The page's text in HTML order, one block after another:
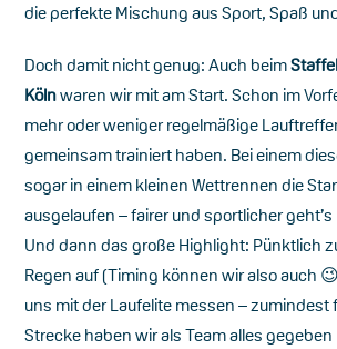
die perfekte Mischung aus Sport, Spaß
Doch damit nicht genug: Auch beim
Kölnwaren wir mit am Start. Schon im
mehr oder weniger regelmäßige
gemeinsam trainiert haben. Bei einem
sogar in einem kleinen Wettrennen die
ausgelaufen – fairer und sportlicher
Und dann das große Highlight: Pünktlich
Regen auf (Timing können wir also auch
uns mit der Laufelite messen – zumindest
Strecke haben wir als Team alles